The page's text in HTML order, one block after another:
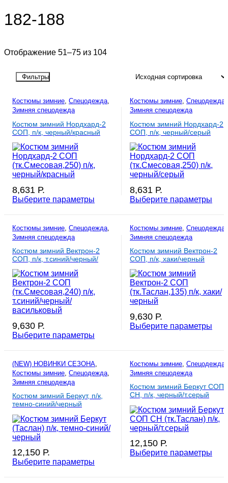
182-188
Отображение 51–75 из 104
Фильтры
Костюмы зимние, Спецодежда,
Зимняя спецодежда
Костюм зимний Нордхард-2
СОП, п/к, черный/красный
8,631 Р.
Выберите параметры
Костюмы зимние, Спецодежда
Зимняя спецодежда
Костюм зимний Нордхард-2
СОП, п/к, черный/серый
8,631 Р.
Выберите параметры
Костюмы зимние Спецодежда
Зимняя спецодежда
Костюм зимний Вектрон-2
СОП, п/к, т.синий/черный/
васильковый
9,630 Р.
Выберите параметры
Костюмы зимние Спецодежда
Зимняя спецодежда
Костюм зимний Вектрон-2
СОП, п/к, хаки/черный
9,630 Р.
Выберите параметры
(NEW) НОВИНКИ СЕЗОНА
Костюмы зимние Спецодежда
Зимняя спецодежда
Костюм зимний Беркут, п/к,
темно-синий/черный
12,150 Р.
Выберите параметры
Костюмы зимние Спецодежда
Зимняя спецодежда
Костюм зимний Беркут СОП
CH, п/к, черный/т.серый
12,150 Р.
Выберите параметры